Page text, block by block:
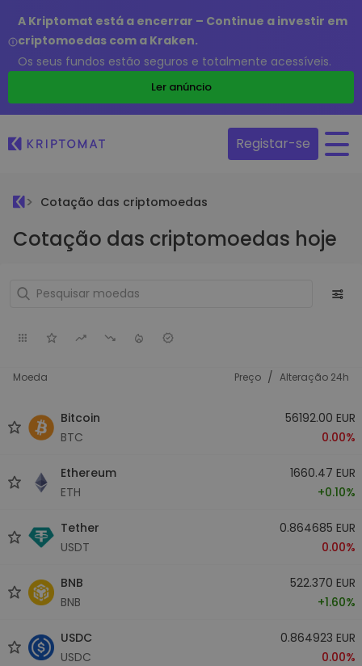
A Kriptomat está a encerrar – Continue a investir em
criptomoedas com a Kraken.
Os seus fundos estão seguros e totalmente acessíveis.
Ler anúncio
Registar-se
Cotação das criptomoedas
Cotação das criptomoedas hoje
Moeda Preço / Alteração 24h
Bitcoin
BTC
56192.00 EUR
0.00%
Ethereum
ETH
1660.47 EUR
+0.10%
Tether
USDT
0.864685 EUR
0.00%
BNB
BNB
522.370 EUR
+1.60%
USDC
USDC
0.864923 EUR
0.00%